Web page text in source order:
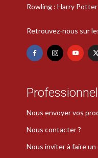
Rowling : Harry
Retrouvez-nous sur
Professionnel
Nous envoyer vos
Nous contacter ?
Nous inviter à faire